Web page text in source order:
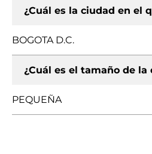
¿Cuál es la ciudad en el
BOGOTA D.C.
¿Cuál es el tamaño de la
PEQUEÑA